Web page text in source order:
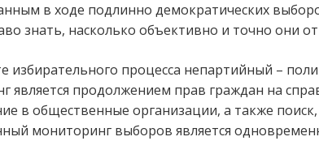
в ходе подлинно демократических
знать, насколько объективно и точно они
избирательного процесса непартийный –
является продолжением прав граждан на
в общественные организации, а также
мониторинг выборов является